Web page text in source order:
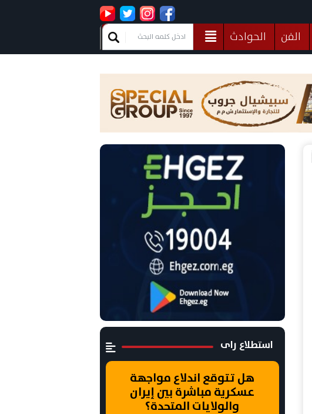
الفن
الحوادث
منوعات
استطلاع راى
هل تتوقع اندلاع مواجهة
عسكرية مباشرة بين إيران
والولايات المتحدة؟